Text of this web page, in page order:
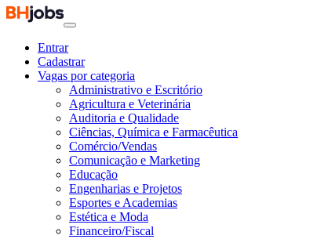
Entrar
Cadastrar
Vagas por categoria
Administrativo e Escritório
Agricultura e Veterinária
Auditoria e Qualidade
Ciências, Química e Farmacêutica
Comércio/Vendas
Comunicação e Marketing
Educação
Engenharias e Projetos
Esportes e Academias
Estética e Moda
Financeiro/Fiscal